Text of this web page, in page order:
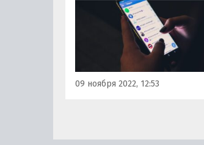
клиентами. Об этом
свидетельствует новое
исследование компании-
разработчика ПО Naumen, на
которое ссылаются
«Ведомости».
09 ноября 2022, 12:53